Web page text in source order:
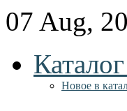
07 Aug,
Новое в